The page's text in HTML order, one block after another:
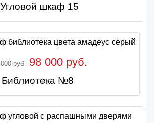
Угловой шкаф 15
руб. 98 000 руб.
Библиотека №8